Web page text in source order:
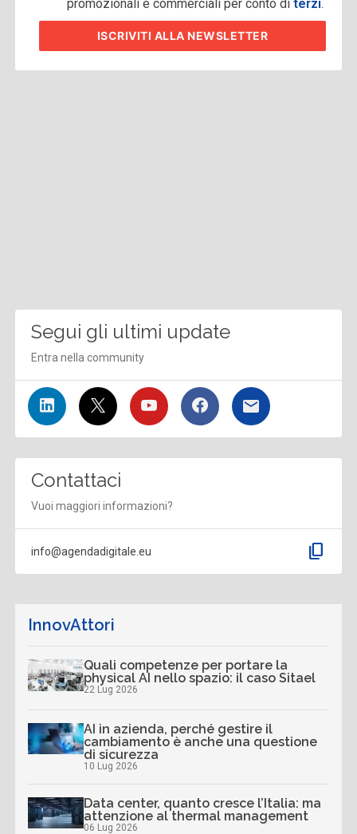
promozionali e commerciali per conto diterzi.
ISCRIVITI ALLA NEWSLETTER
Segui gli ultimi update
Entra nella community
Contattaci
Vuoi maggiori informazioni?
info@agendadigitale.eu content_copy
InnovAttori
Quali competenze per portare la
physical AI nello spazio: il caso Sitael
22 Lug 2026
AI in azienda, perché gestire il
cambiamento è anche una questione
di sicurezza
10 Lug 2026
Data center, quanto cresce l’Italia: ma
attenzione al thermal management
06 Lug 2026